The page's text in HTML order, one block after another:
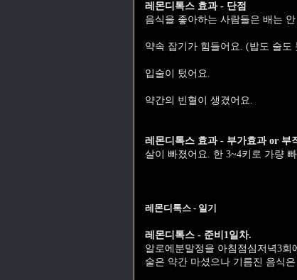
레몬디톡스 효과 - 단점
음식을 좋아하는 사람들은 배는
약속 잡기가 힘들어요. (밥도 술도
입술이 텄어요.
약간의 빈혈이 생겼어요.
레몬디톡스 효과 - 부가효과 or 부
살이 빠졌어요. 한 3~4키로 가량
레몬디톡스 - 일기
레몬디톡스 - 준비1일차.
알로에분말정을 아침점심저녁3회
술은 약간 마셨으나 기름진 음식